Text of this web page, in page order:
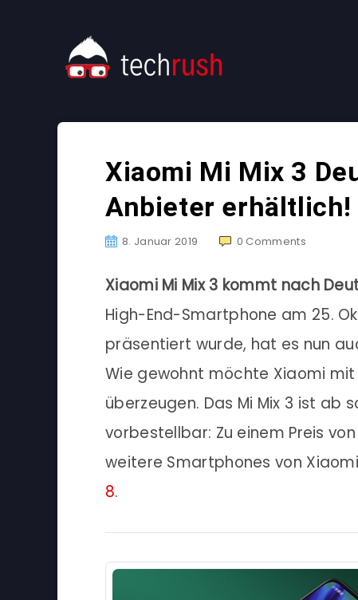
Xiaomi Mi Mix 3
Anbieter erhältlich!
8. Januar 2019 0 Comments
Xiaomi Mi Mix 3 kommt nach
High-End-Smartphone am 25.
präsentiert wurde, hat es nun
Wie gewohnt möchte Xiaomi
überzeugen. Das Mi Mix 3 ist ab
vorbestellbar: Zu einem Preis von
weitere Smartphones von
8.